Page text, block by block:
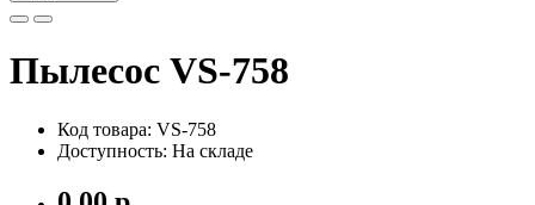
Пылесос VS-758
Код товара: VS-758
Доступность: На складе